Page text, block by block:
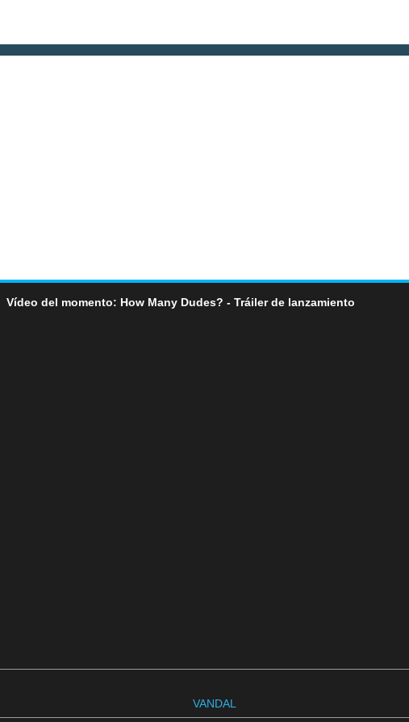
Vídeo del momento: How Many Dudes? - Tráiler de lanzamiento
VANDAL